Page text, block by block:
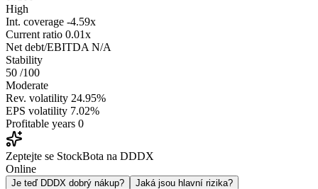
High
Int. coverage -4.59x
Current ratio 0.01x
Net debt/EBITDA N/A
Stability
50 /100
Moderate
Rev. volatility 24.95%
EPS volatility 7.02%
Profitable years 0
Zeptejte se StockBota na DDDX
Online
Je teď DDDX dobrý nákup?
Jaká jsou hlavní rizika?